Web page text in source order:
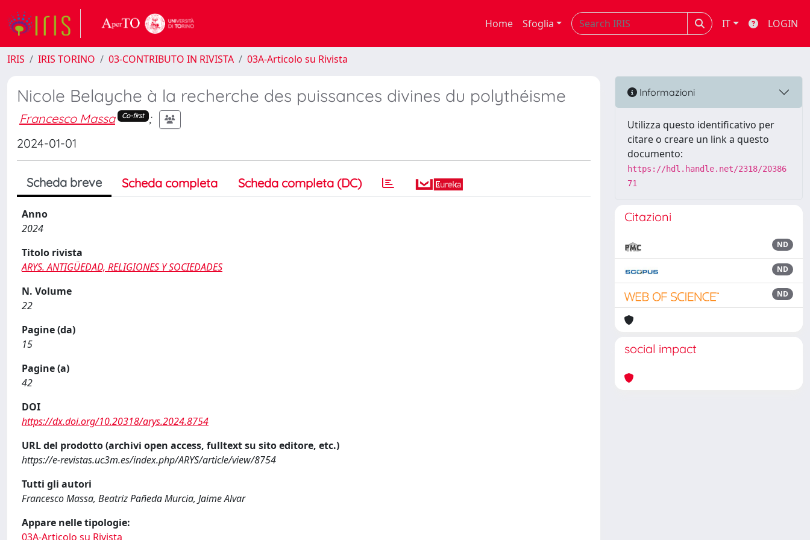
Home Sfoglia IT LOGIN
IRIS IRIS TORINO 03-CONTRIBUTO IN RIVISTA 03A-Articolo su Rivista
Nicole Belayche à la recherche des puissances divines du polythéisme
Francesco Massa Co-first ;
2024-01-01
Scheda breve Scheda completa Scheda completa (DC)
Anno
2024
Titolo rivista
ARYS. ANTIGÜEDAD, RELIGIONES Y SOCIEDADES
N. Volume
22
Pagine (da)
15
Pagine (a)
42
DOI
https://dx.doi.org/10.20318/arys.2024.8754
URL del prodotto (archivi open access, fulltext su sito editore, etc.)
https://e-revistas.uc3m.es/index.php/ARYS/article/view/8754
Tutti gli autori
Francesco Massa, Beatriz Pañeda Murcia, Jaime Alvar
Appare nelle tipologie:
03A-Articolo su Rivista
Informazioni
Utilizza questo identificativo per
citare o creare un link a questo
documento:
https://hdl.handle.net/2318/20386
71
Citazioni
ND
ND
ND
social impact